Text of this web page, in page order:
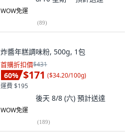
WOW免運
(89)
炸醬年糕調味粉, 500g, 1包
首購折扣價$431
60% $171 ($34.20/100g)
運費 $195
後天 8/8 (六) 預計送達
WOW免運
(189)